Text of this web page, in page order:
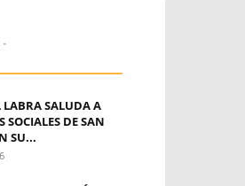
-
LABRA SALUDA A
SOCIALES DE SAN
SU...